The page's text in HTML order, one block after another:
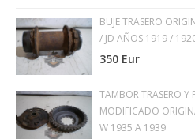
BUJE TRASERO
/ JD AÑOS 1919 /
350 Eur
TAMBOR TRASERO
MODIFICADO
W 1935 A 1939